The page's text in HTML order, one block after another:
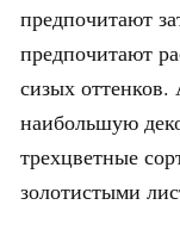
предпочитают
предпочитают
сизых
наибольшую
трехцветные
золотистыми